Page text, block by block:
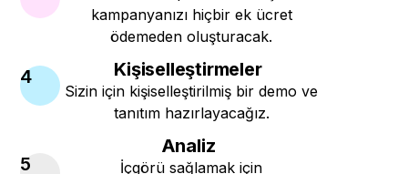
kampanyanızı hiçbir ek ücret
ödemeden oluşturacak.
4 Kişiselleştirmeler
Sizin için kişiselleştirilmiş bir demo ve
tanıtım hazırlayacağız.
5
Analiz
İçgörü sağlamak için